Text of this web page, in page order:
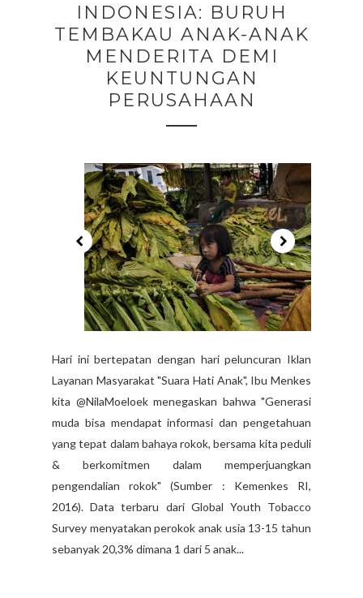
INDONESIA: BURUH
TEMBAKAU ANAK-ANAK
MENDERITA DEMI
KEUNTUNGAN
PERUSAHAAN
Hari ini bertepatan dengan hari peluncuran Iklan
Layanan Masyarakat "Suara Hati Anak", Ibu Menkes
kita @NilaMoeloek menegaskan bahwa "Generasi
muda bisa mendapat informasi dan pengetahuan
yang tepat dalam bahaya rokok, bersama kita peduli
& berkomitmen dalam memperjuangkan
pengendalian rokok" (Sumber : Kemenkes RI,
2016). Data terbaru dari Global Youth Tobacco
Survey menyatakan perokok anak usia 13-15 tahun
sebanyak 20,3% dimana 1 dari 5 anak...